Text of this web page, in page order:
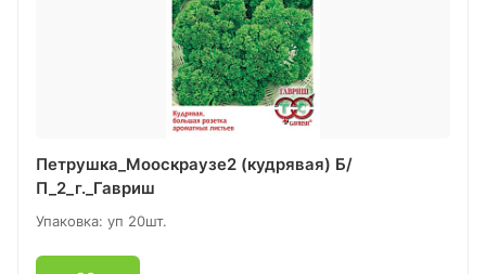
Петрушка_Мооскраузе2 (кудрявая) Б/
П_2_г._Гавриш
Упаковка: уп 20шт.